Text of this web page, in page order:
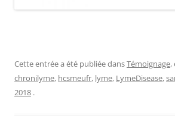
Cette entrée a été publiée dansTémoignage,
chronilyme, hcsmeufr, lyme, LymeDisease,
2018 .